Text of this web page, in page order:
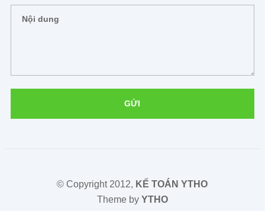
© Copyright 2012, KẾ TOÁN YTHO
Theme by YTHO